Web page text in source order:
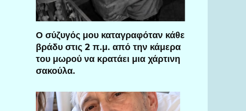
Ο σύζυγός μου καταγραφόταν κάθε
βράδυ στις 2 π.μ. από την κάμερα
του μωρού να κρατάει μια χάρτινη
σακούλα.